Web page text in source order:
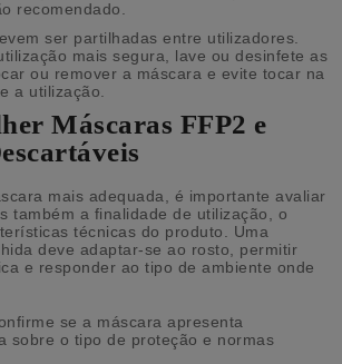
recomendado.
ser partilhadas entre utilizadores.
mais segura, lave ou desinfete as
ou remover a máscara e evite tocar na
a utilização.
Máscaras FFP2 e
mais adequada, é importante avaliar
também a finalidade de utilização, o
técnicas do produto. Uma
deve adaptar-se ao rosto, permitir
e responder ao tipo de ambiente onde
se a máscara apresenta
sobre o tipo de proteção e normas